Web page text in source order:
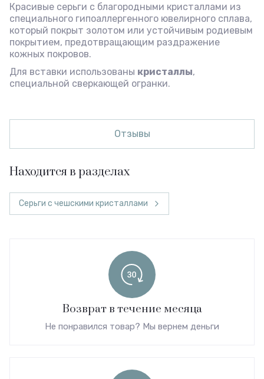
Красивые серьги с благородными кристаллами из
специального гипоаллергенного ювелирного сплава,
который покрыт золотом или устойчивым родиевым
покрытием, предотвращающим раздражение
кожных покровов.
Для вставки использованы кристаллы,
специальной сверкающей огранки.
Отзывы
Находится в разделах
Серьги с чешскими кристаллами
Возврат в течение месяца
Не понравился товар? Мы вернем деньги